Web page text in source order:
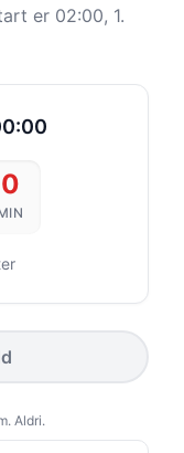
er 02:00, 1.
0
Aldri.